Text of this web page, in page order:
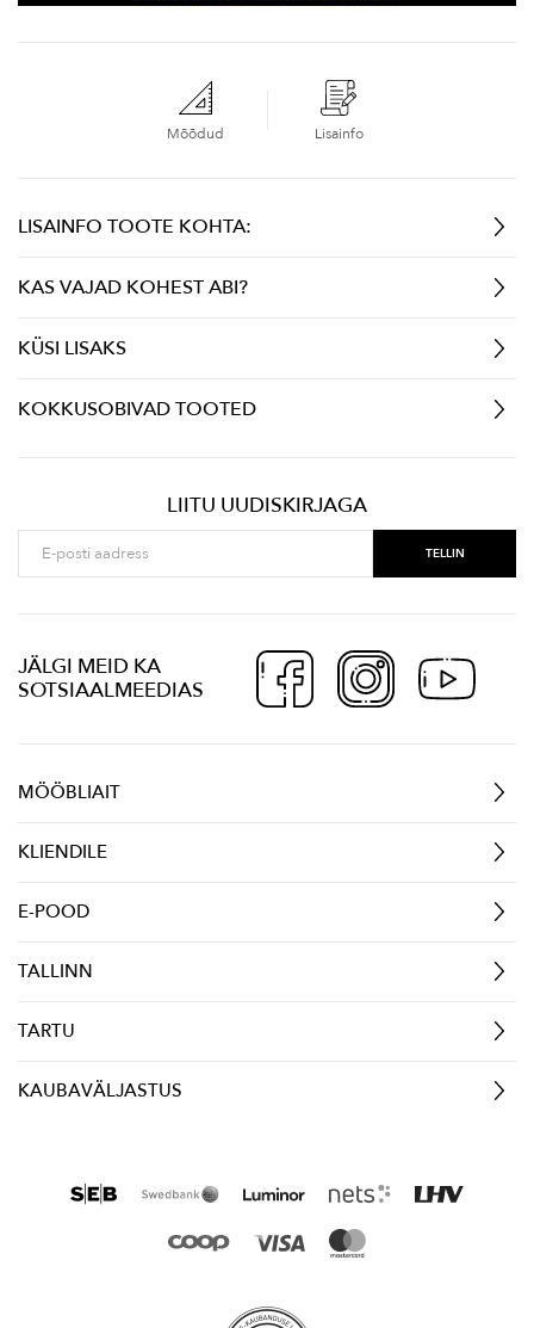
Mõõdud Lisainfo
LISAINFO TOOTE KOHTA:
KAS VAJAD KOHEST ABI?
KÜSI LISAKS
KOKKUSOBIVAD TOOTED
LIITU UUDISKIRJAGA
JÄLGI MEID KA
SOTSIAALMEEDIAS
MÖÖBLIAIT
KLIENDILE
E-POOD
TALLINN
TARTU
KAUBAVÄLJASTUS